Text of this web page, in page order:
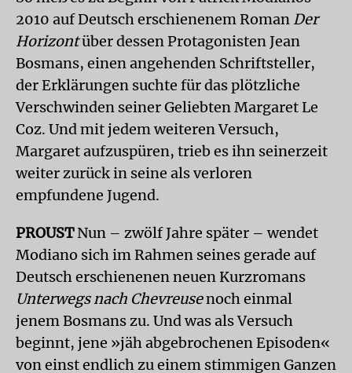
2010 auf Deutsch erschienenem Roman Der
Horizontüber dessen Protagonisten Jean
Bosmans, einen angehenden Schriftsteller,
der Erklärungen suchte für das plötzliche
Verschwinden seiner Geliebten Margaret Le
Coz. Und mit jedem weiteren Versuch,
Margaret aufzuspüren, trieb es ihn seinerzeit
weiter zurück in seine als verloren
empfundene Jugend.
PROUSTNun – zwölf Jahre später – wendet
Modiano sich im Rahmen seines gerade auf
Deutsch erschienenen neuen Kurzromans
Unterwegs nach Chevreusenoch einmal
jenem Bosmans zu. Und was als Versuch
beginnt, jene »jäh abgebrochenen Episoden«
von einst endlich zu einem stimmigen Ganzen